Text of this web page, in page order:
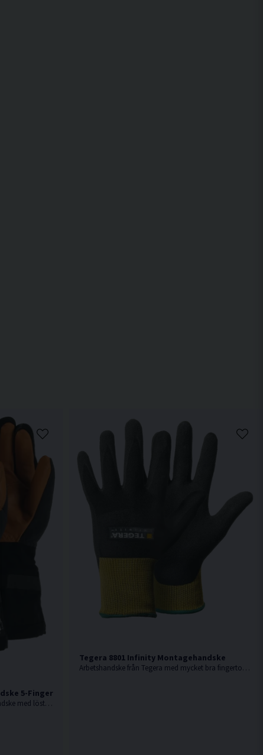
5-Finger
Tegera SubZero 6295 är en vindtät handske med löstagbart ullfoder, handledsrem och snölås för extrem kyla.
Tegera 8801 Infinity Montagehandske
Arbetshandske från Tegera med mycket bra fingertoppskänsla.